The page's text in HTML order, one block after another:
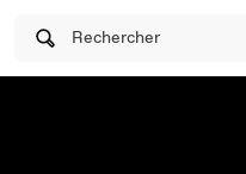
Rechercher